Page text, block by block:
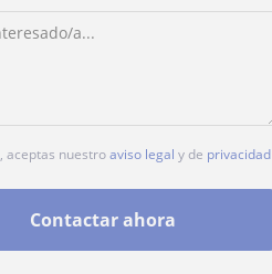
aceptas nuestroaviso legal y de privacidad
Contactar ahora